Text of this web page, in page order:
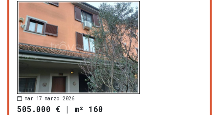
mar 17 marzo 2026
505.000 € | m² 160